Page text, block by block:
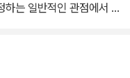
는 일반적인 관점에서 벗
수록 불편해지는 고약한